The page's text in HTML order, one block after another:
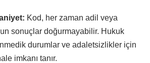
Kod, her zaman adil veya
sonuçlar doğurmayabilir. Hukuk
durumlar ve adaletsizlikler için
imkanı tanır.